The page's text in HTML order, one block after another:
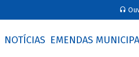
NOTÍCIAS EMENDAS